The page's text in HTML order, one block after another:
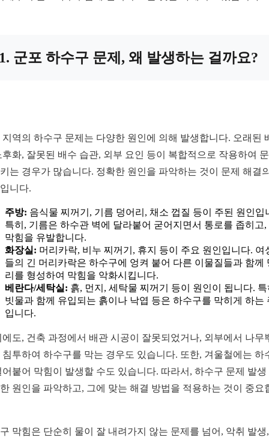
군포 하수구 문제, 왜 발생하는 걸까요?
지역의 하수구 문제는 다양한 원인에 의해 발생합니다. 오래된
후화, 잘못된 배수 습관, 외부 요인 등이 복합적으로 작용하여
는 경우가 많습니다. 정확한 원인을 파악하는 것이 문제 해결
니다.
주방: 음식물 찌꺼기, 기름 덩어리, 채소 껍질 등이 주된 원인입
특히, 기름은 하수관 벽에 달라붙어 굳어지면서 통로를 좁히고,
막힘을 유발합니다.
화장실: 머리카락, 비누 찌꺼기, 휴지 등이 주요 원인입니다. 여
들의 긴 머리카락은 하수구에 엉켜 붙어 다른 이물질들과 함께
리를 형성하여 막힘을 악화시킵니다.
베란다/세탁실: 흙, 먼지, 세탁물 찌꺼기 등이 원인이 됩니다. 특
빗물과 함께 유입되는 흙이나 낙엽 등은 하수구를 막히게 하는
입니다.
에도, 건축 과정에서 배관 시공이 잘못되었거나, 외부에서 나무
침투하여 하수구를 막는 경우도 있습니다. 또한, 겨울철에는 하
어붙어 막힘이 발생할 수도 있습니다. 따라서, 하수구 문제 발생
원인을 파악하고, 그에 맞는 해결 방법을 적용하는 것이 중요
막힘은 단순히 물이 잘 내려가지 않는 문제를 넘어, 악취 발생